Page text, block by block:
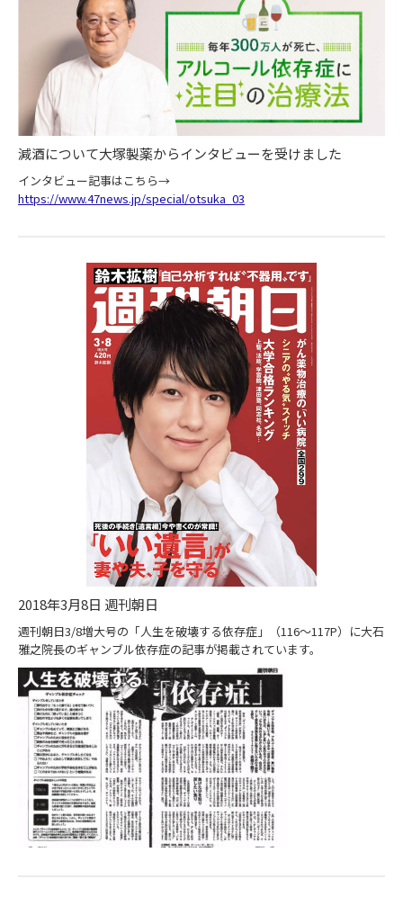
減酒について大塚製薬からインタビューを受けました
インタビュー記事はこちら→
https://www.47news.jp/special/otsuka_03
2018年3月8日 週刊朝日
週刊朝日3/8増大号の「人生を破壊する依存症」（116～117P）に大石
雅之院長のギャンブル依存症の記事が掲載されています。